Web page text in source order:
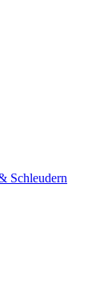
Schleudern